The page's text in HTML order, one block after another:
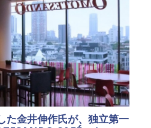
た金井伸作氏が、独立第一